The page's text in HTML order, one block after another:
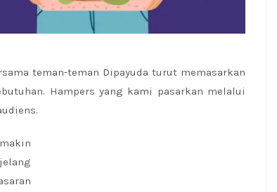
teman-teman Dipayuda turut memasarkan
Hampers yang kami pasarkan melalui